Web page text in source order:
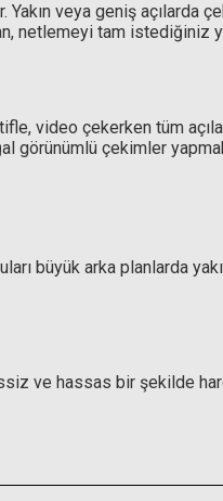
veya geniş açılarda
netlemeyi tam
video çekerken tüm
görünümlü çekimler
büyük arka planlarda
ve hassas bir şekilde